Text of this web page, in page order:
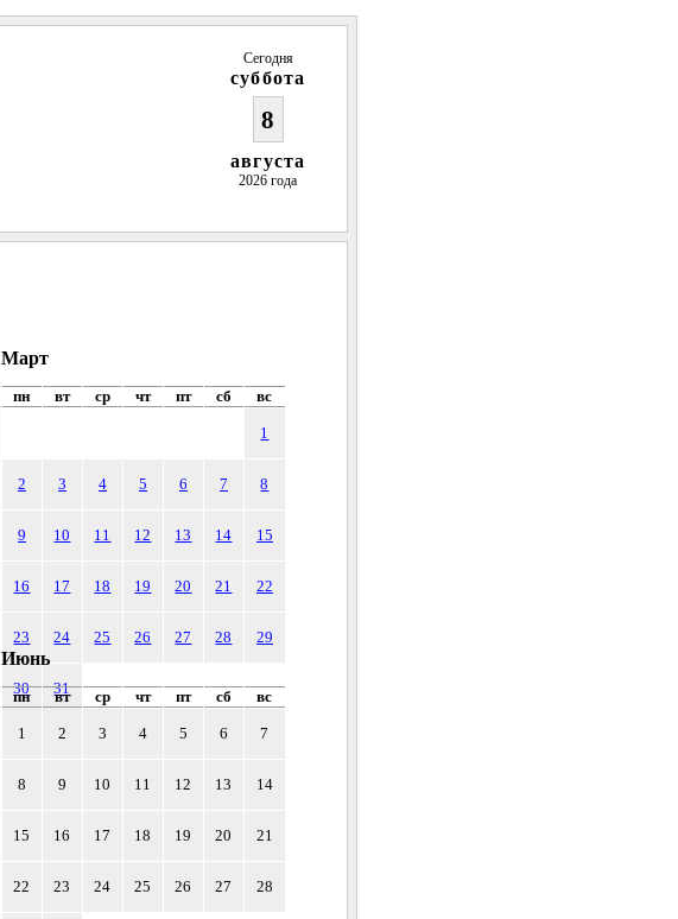
Сегодня
суббота
8
августа
2026 года
Март
пн вт ср чт пт сб вс
1
2 3 4 5 6 7 8
9 10 11 12 13 14 15
16 17 18 19 20 21 22
23 24 25 26 27 28 29
30 31
Июнь
пн вт ср чт пт сб вс
1 2 3 4 5 6 7
8 9 10 11 12 13 14
15 16 17 18 19 20 21
22 23 24 25 26 27 28